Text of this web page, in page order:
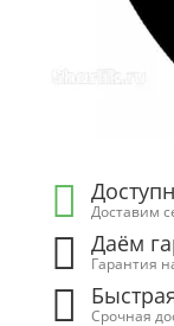
Доставим
Даём
Гарантия
Срочная